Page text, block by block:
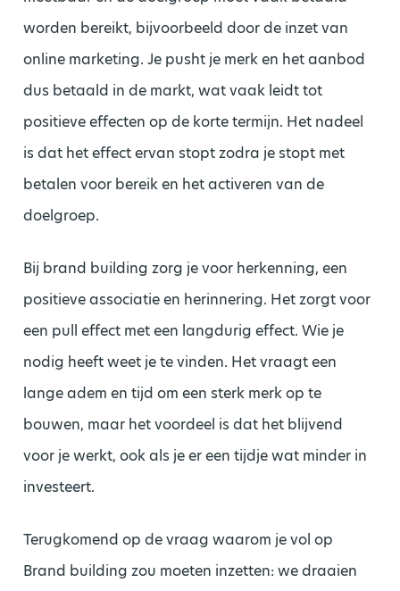
worden bereikt, bijvoorbeeld door de inzet van
online marketing. Je pusht je merk en het aanbod
dus betaald in de markt, wat vaak leidt tot
positieve effecten op de korte termijn. Het nadeel
is dat het effect ervan stopt zodra je stopt met
betalen voor bereik en het activeren van de
doelgroep.
Bij brand building zorg je voor herkenning, een
positieve associatie en herinnering. Het zorgt voor
een pull effect met een langdurig effect. Wie je
nodig heeft weet je te vinden. Het vraagt een
lange adem en tijd om een sterk merk op te
bouwen, maar het voordeel is dat het blijvend
voor je werkt, ook als je er een tijdje wat minder in
investeert.
Terugkomend op de vraag waarom je vol op
Brand building zou moeten inzetten: we draaien